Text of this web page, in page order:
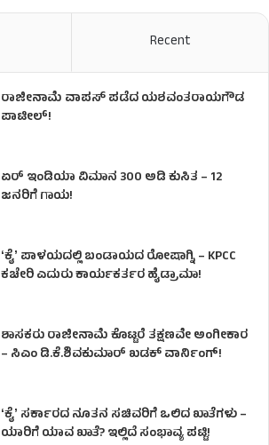
Recent
ರಾಜೀನಾಮೆ ವಾಪಸ್ ಪಡೆದ ಯಶವಂತರಾಯಗೌಡ
ಪಾಟೀಲ್‌!
ಏರ್ ಇಂಡಿಯಾ ವಿಮಾನ 300 ಅಡಿ ಕುಸಿತ – 12
ಜನರಿಗೆ ಗಾಯ!
ʻಕೈʼ​ ಪಾಳಯದಲ್ಲಿ ಬಂಡಾಯದ ರೋಷಾಗ್ನಿ – KPCC
ಕಚೇರಿ ಎದುರು ಕಾರ್ಯಕರ್ತರ ಹೈಡ್ರಾಮಾ!
ಶಾಸಕರು ರಾಜೀನಾಮೆ ಕೊಟ್ಟರೆ ತಕ್ಷಣವೇ ಅಂಗೀಕಾರ
– ಸಿಎಂ ಡಿ.ಕೆ.ಶಿವಕುಮಾರ್ ಖಡಕ್ ವಾರ್ನಿಂಗ್!
ʻಕೈʼ ಸರ್ಕಾರದ ನೂತನ ಸಚಿವರಿಗೆ ಒಲಿದ ಖಾತೆಗಳು –
ಯಾರಿಗೆ ಯಾವ ಖಾತೆ? ಇಲ್ಲಿದೆ ಸಂಭಾವ್ಯ ಪಟ್ಟಿ!